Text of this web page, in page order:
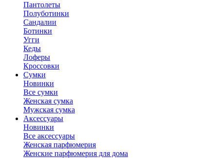
Пантолеты
Полуботинки
Сандалии
Ботинки
Угги
Кеды
Лоферы
Кроссовки
Сумки
Новинки
Все сумки
Женская сумка
Мужская сумка
Аксессуары
Новинки
Все аксессуары
Женская парфюмерия
Женские парфюмерия для дома